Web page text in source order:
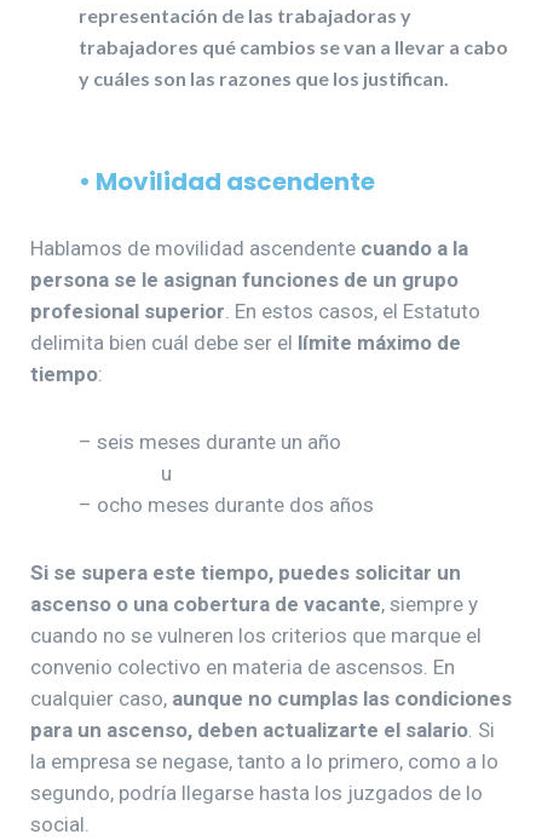
representación de las trabajadoras y
trabajadores qué cambios se van a llevar a cabo
y cuáles son las razones que los justifican.
• Movilidad ascendente
Hablamos de movilidad ascendente cuando a la
persona se le asignan funciones de un grupo
profesional superior . En estos casos, el Estatuto
delimita bien cuál debe ser el límite máximo de
tiempo:
– seis meses durante un año
u
– ocho meses durante dos años
Si se supera este tiempo, puedes solicitar un
ascenso o una cobertura de vacante, siempre y
cuando no se vulneren los criterios que marque el
convenio colectivo en materia de ascensos. En
cualquier caso, aunque no cumplas las condiciones
para un ascenso, deben actualizarte el salario . Si
la empresa se negase, tanto a lo primero, como a lo
segundo, podría llegarse hasta los juzgados de lo
social.